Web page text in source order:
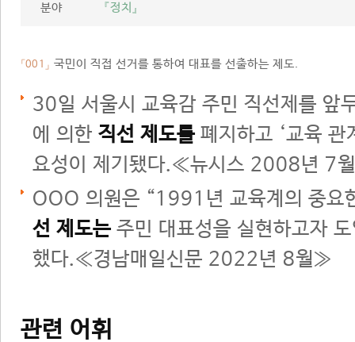
분야 『정치』
「001」 국민이 직접 선거를 통하여 대표를 선출하는 제도.
30일 서울시 교육감 주민 직선제를 앞
에 의한 직선 제도를 폐지하고 ‘교육 관
요성이 제기됐다.≪뉴시스 2008년 7
OOO 의원은 “1991년 교육계의 중요
선 제도는 주민 대표성을 실현하고자
했다.≪경남매일신문 2022년 8월≫
관련 어휘